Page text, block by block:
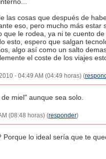
las cosas que después de
eso, pero mucho más estar
que le rodea, ya ni te cuento
esto, espero que salgan
algo así como un salto
el coste de los viajes
- 04:49 AM (04:49 horas) (
miel" aunque sea solo.
(08:48 horas) (responder)
Porque lo ideal sería que te